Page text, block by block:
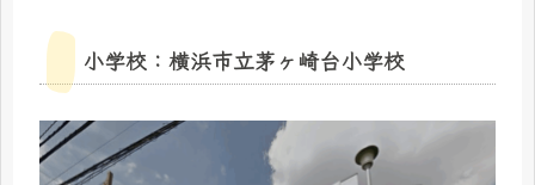
小学校：横浜市立茅ヶ崎台小学校